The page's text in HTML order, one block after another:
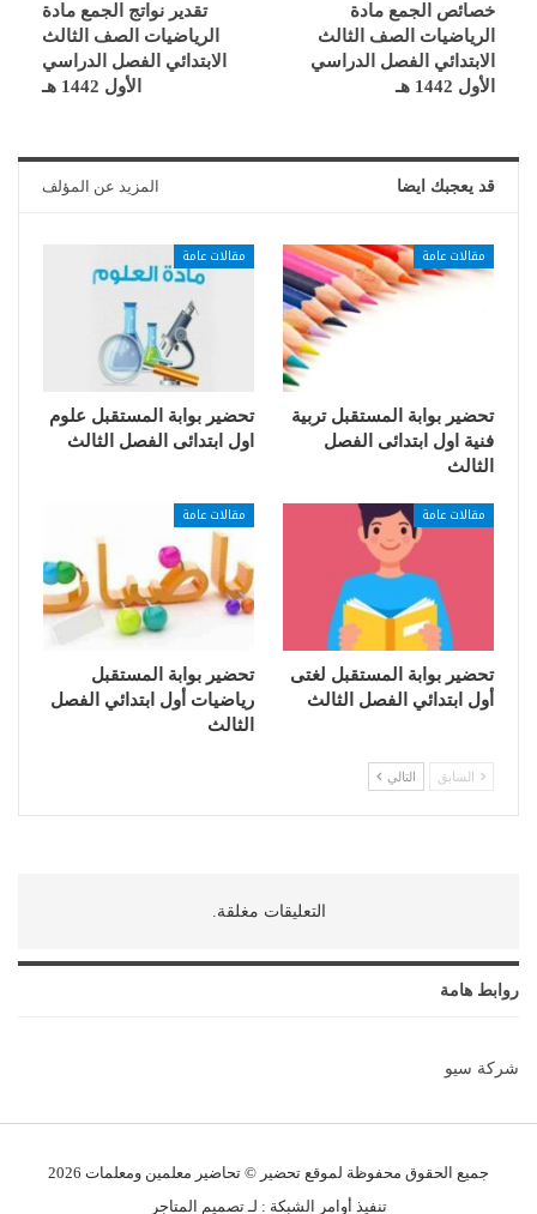
خصائص الجمع مادة
الرياضيات الصف الثالث
الابتدائي الفصل الدراسي
الأول 1442 هـ
تقدير نواتج الجمع مادة
الرياضيات الصف الثالث
الابتدائي الفصل الدراسي
الأول 1442 هـ
قد يعجبك ايضا المزيد عن المؤلف
مقالات عامة
تحضير بوابة المستقبل تربية
فنية اول ابتدائى الفصل
الثالث
مقالات عامة
تحضير بوابة المستقبل علوم
اول ابتدائى الفصل الثالث
مقالات عامة
تحضير بوابة المستقبل لغتى
أول ابتدائي الفصل الثالث
مقالات عامة
تحضير بوابة المستقبل
رياضيات أول ابتدائي الفصل
الثالث
السابق التالي
التعليقات مغلقة.
روابط هامة
شركة سيو
جميع الحقوق محفوظة لموقع تحضير © تحاضير معلمين ومعلمات
تنفيذ أوامر الشبكة : لـتصميم المتاجر